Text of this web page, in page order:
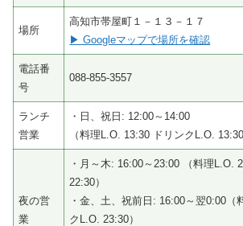
場所
高知市帯屋町１－１３－１７
▶ Googleマップで場所を確認
電話番
号
088-855-3557
ランチ
営業
・日、祝日: 12:00～14:00
（料理L.O. 13:30 ドリンクL.O. 13:30
夜の営
業
・月～木: 16:00～23:00 （料理L.O.
22:30）
・金、土、祝前日: 16:00～翌0:00（
クL.O. 23:30）